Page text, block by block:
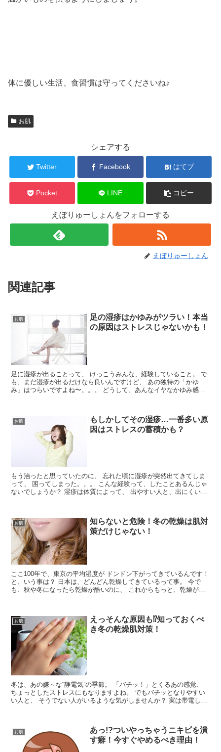
体に優しい生活、食習慣は守ってくださいね♪
お肌
シェアする
Twitter Facebook はてブ
Pocket LINE コピー
えぼりゅーしょんをフォローする
えぼりゅーしょん
関連記事
お肌
足の湿疹はかゆみがツラい！本当
の原因はストレスじゃないかも！
足に湿疹が出ることって、 けっこうみんな、経験していること。 で
も、まだ湿疹が出るだけなら良いんですけど、 あの独特の「かゆ
み」はつらいですよね〜。。。 どうして、あんなイヤなかゆみ感を
お肌
もしかしてその湿疹…一番多い原
因はストレスの蓄積かも？
もう治ったと思っていたのに、 忘れた頃に湿疹が突然出てきてしま
って、 困ってしまった。。。 こんな経験って、したことあるんじゃ
ないでしょうか？ 湿疹は体質によって、 出やすい人と、出にくい人
お肌
知らないと危険！冬の乾燥は肌対
策だけじゃない！
ここ100年で、東京の平均湿度が ドンドン下がってきているんです！
と、いう事は？ 日本は、どんどん乾燥してきているって事。 今で
も、秋や冬になったら乾燥が酷いのに、 これからもっと、乾燥が酷
お肌
えっそんな原因も⁉︎知っておくべ
き冬の乾燥肌対策！
冬は、あの嫌～な“静電気”の季節。 「バチッ！」とくるあの感覚、
ちょっとしたストレスにもなりますよね。 でもバチッとなりやすい
い人と、 そうでない人がいるような気がしませんか？ 実は帯電しや
お肌
あっ!?ついやっちゃうニキビを潰
す癖！今すぐやめるべき理由！